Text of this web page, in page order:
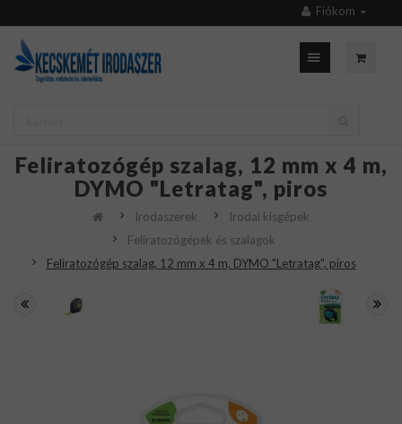
Fiókom
Feliratozógép szalag, 12 mm x 4 m,
DYMO "Letratag", piros
Irodaszerek
Irodai kisgépek
Feliratozógépek és szalagok
Feliratozógép szalag, 12 mm x 4 m, DYMO "Letratag", piros